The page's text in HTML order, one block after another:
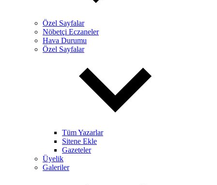
Özel Sayfalar
Nöbetçi Eczaneler
Hava Durumu
Özel Sayfalar
Tüm Yazarlar
Sitene Ekle
Gazeteler
Üyelik
Galeriler